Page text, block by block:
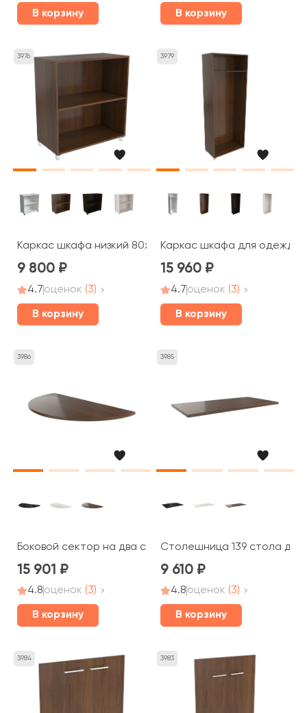
В корзину В корзину
3976
Каркас шкафа низкий 80x40x87 Blackwood, Belfast
9 800
4.7оценок (3)
В корзину
3979
Каркас шкафа для одежды
15 960
4.7оценок (3)
В корзину
3986
Боковой сектор на два стола для переговоров
15 901
4.8оценок (3)
В корзину
3985
Столешница 139 стола
9 610
4.8оценок (3)
В корзину
3984 3983